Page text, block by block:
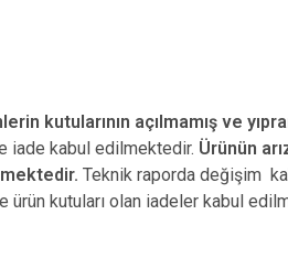
kutularının açılmamış ve
iade kabul edilmektedir. Ürünün
Teknik raporda değişim
ürün kutuları olan iadeler kabul